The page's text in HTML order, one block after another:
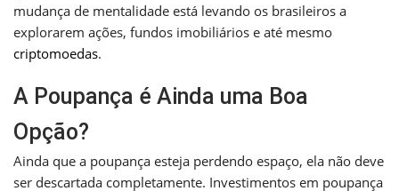
mudança de mentalidade está levando os brasileiros a
explorarem ações, fundos imobiliários e até mesmo
criptomoedas.
A Poupança é Ainda uma Boa
Opção?
Ainda que a poupança esteja perdendo espaço, ela não deve
ser descartada completamente. Investimentos em poupança